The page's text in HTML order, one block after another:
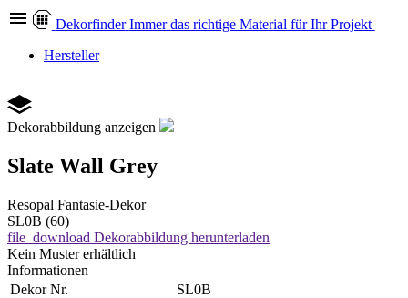
Dekorfinder Immer das richtige Material für Ihr Projekt
Hersteller
Dekorabbildung anzeigen
Slate Wall Grey
Resopal Fantasie-Dekor
SL0B (60)
file_download Dekorabbildung herunterladen
Kein Muster erhältlich
Informationen
Dekor Nr.
SL0B